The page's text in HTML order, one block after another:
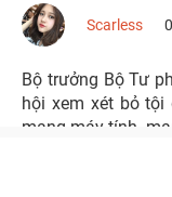
Scarless
Bộ trưởng Bộ Tư
hội xem xét bỏ tội
mạng máy tính,